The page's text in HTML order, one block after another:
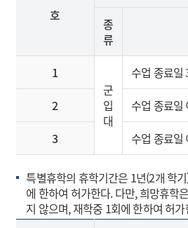
호
종
류
1
군
입
대
수업 종료일
2
수업 종료일
3
수업 종료일
특별휴학의 휴학기간은 1년(2개 학
에 한하여 허가한다. 다만, 희망휴학
지 않으며, 재학중 1회에 한하여 허